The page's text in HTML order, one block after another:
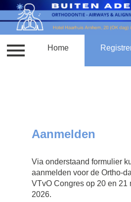
Contact Home
Aanmelden
Via onderstaand formulier
aanmelden voor de Ortho-
VTvO Congres op 20 en 21
2026.